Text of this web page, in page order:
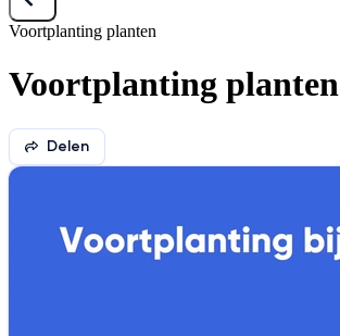
Voortplanting planten
Voortplanting planten
Delen